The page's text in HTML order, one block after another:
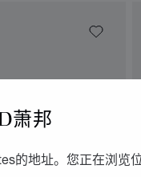
萧邦
的地址。您正在浏览